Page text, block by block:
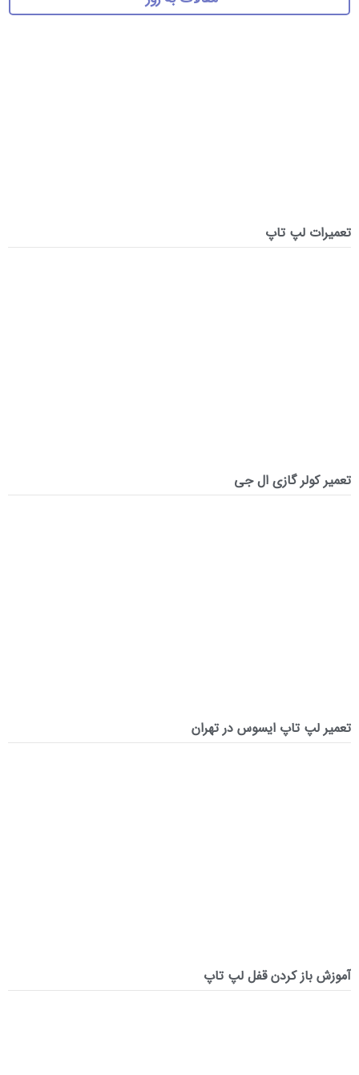
تعمیرات لپ تاپ
تعمیر کولر گازی ال جی
تعمیر لپ‌ تاپ ایسوس در تهران
آموزش باز کردن قفل لپ تاپ